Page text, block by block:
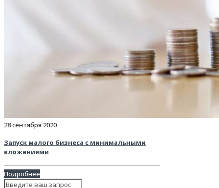
28 сентября 2020
Запуск малого бизнеса с минимальными
вложениями
Подробнее